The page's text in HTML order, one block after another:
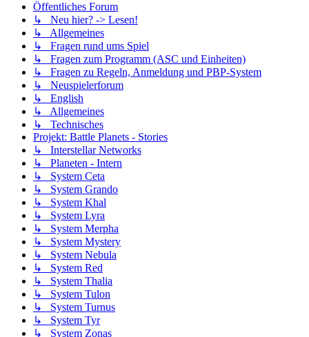
Öffentliches Forum
↳ Neu hier? -> Lesen!
↳ Allgemeines
↳ Fragen rund ums Spiel
↳ Fragen zum Programm (ASC und Einheiten)
↳ Fragen zu Regeln, Anmeldung und PBP-System
↳ Neuspielerforum
↳ English
↳ Allgemeines
↳ Technisches
Projekt: Battle Planets - Stories
↳ Interstellar Networks
↳ Planeten - Intern
↳ System Ceta
↳ System Grando
↳ System Khal
↳ System Lyra
↳ System Merpha
↳ System Mystery
↳ System Nebula
↳ System Red
↳ System Thalia
↳ System Tulon
↳ System Turnus
↳ System Tyr
↳ System Zonas